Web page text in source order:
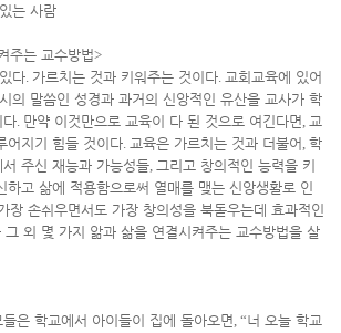
는 사람
주는 교수방법>
다. 가르치는 것과 키워주는 것이다. 교회교육에 있어
의 말씀인 성경과 과거의 신앙적인 유산을 교사가 학
다. 만약 이것만으로 교육이 다 된 것으로 여긴다면, 교
어지기 힘들 것이다. 교육은 가르치는 것과 더불어 , 학
주신 재능과 가능성들, 그리고 창의적인 능력을 키
하고 삶에 적용함으로써 열매를 맺는 신앙생활로 인
장 손쉬우면서도 가장 창의성을 북돋우는데 효과적인
그 외 몇 가지 앎과 삶을 연결시켜주는 교수방법을 살
은 학교에서 아이들이 집에 돌아오면, “너 오늘 학교